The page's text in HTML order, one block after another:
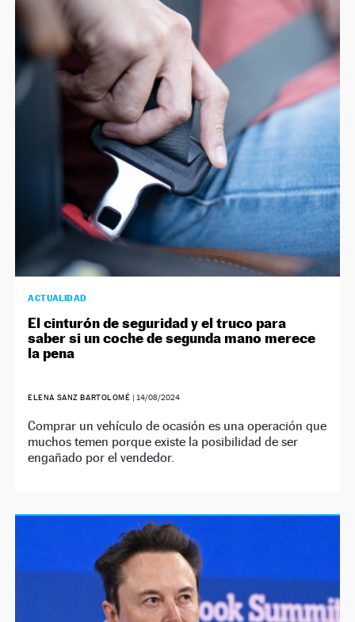
ACTUALIDAD
El cinturón de seguridad y el truco para
saber si un coche de segunda mano merece
la pena
ELENA SANZ BARTOLOMÉ | 14/08/2024
Comprar un vehículo de ocasión es una operación que
muchos temen porque existe la posibilidad de ser
engañado por el vendedor.